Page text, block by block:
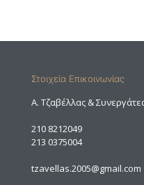
Στοιχεία Επικοινωνίας
A. Τζαβέλλας &
210 8212049
213 0375004
tzavellas.2005@gmail.com